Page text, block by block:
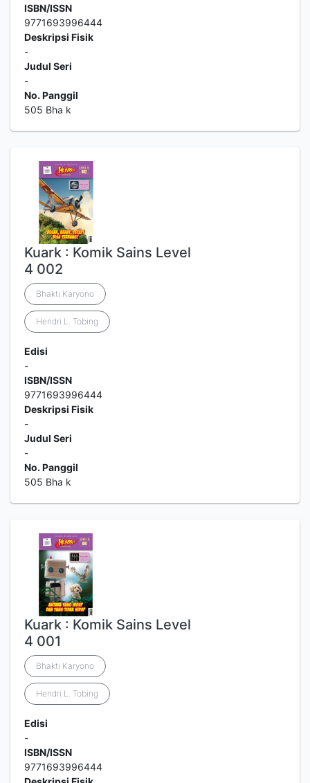
ISBN/ISSN
9771693996444
Deskripsi Fisik
-
Judul Seri
-
No. Panggil
505 Bha k
Kuark : Komik Sains Level
4 002
Bhakti Karyono
Hendri L. Tobing
Edisi
-
ISBN/ISSN
9771693996444
Deskripsi Fisik
-
Judul Seri
-
No. Panggil
505 Bha k
Kuark : Komik Sains Level
4 001
Bhakti Karyono
Hendri L. Tobing
Edisi
-
ISBN/ISSN
9771693996444